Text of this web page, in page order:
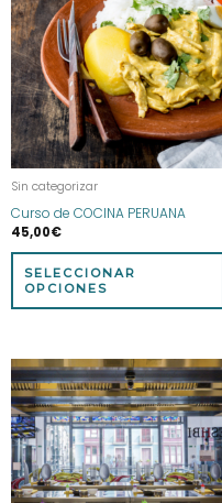
Sin categorizar
Curso de COCINA PERUANA
45,00€
SELECCIONAR
OPCIONES